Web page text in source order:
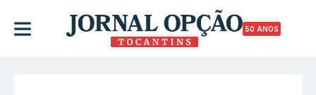
50 ANOS